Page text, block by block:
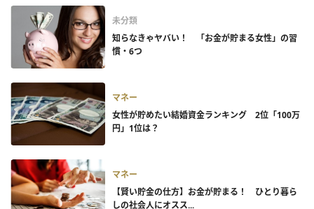
未分類
知らなきゃヤバい！ 「お金が貯まる女性」の習
慣・6つ
マネー
女性が貯めたい結婚資金ランキング 2位「100万
円」1位は？
マネー
【賢い貯金の仕方】お金が貯まる！ ひとり暮ら
しの社会人にオスス...